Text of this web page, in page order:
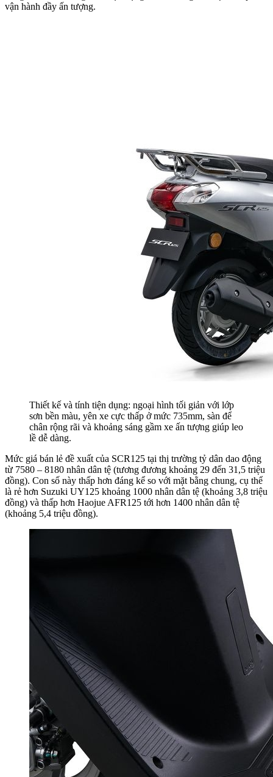
vận hành đầy ấn tượng.
Thiết kế và tính tiện dụng: ngoại hình tối giản với lớp
sơn bền màu, yên xe cực thấp ở mức 735mm, sàn để
chân rộng rãi và khoảng sáng gầm xe ấn tượng giúp leo
lề dễ dàng.
Mức giá bán lẻ đề xuất của SCR125 tại thị trường tỷ dân dao động
từ 7580 – 8180 nhân dân tệ (tương đương khoảng 29 đến 31,5 triệu
đồng). Con số này thấp hơn đáng kể so với mặt bằng chung, cụ thể
là rẻ hơn Suzuki UY125 khoảng 1000 nhân dân tệ (khoảng 3,8 triệu
đồng) và thấp hơn Haojue AFR125 tới hơn 1400 nhân dân tệ
(khoảng 5,4 triệu đồng).